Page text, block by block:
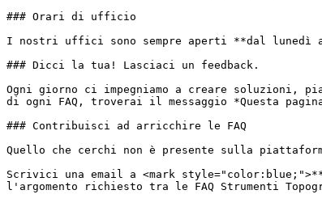
### Orari di ufficio
I nostri uffici sono sempre aperti **dal lunedì
### Dicci la tua! Lasciaci un feedback.
Ogni giorno ci impegniamo a creare
di ogni FAQ, troverai il messaggio *Questa
### Contribuisci ad arricchire le FAQ
Quello che cerchi non è presente sulla piattaforma
Scrivici una email a <mark